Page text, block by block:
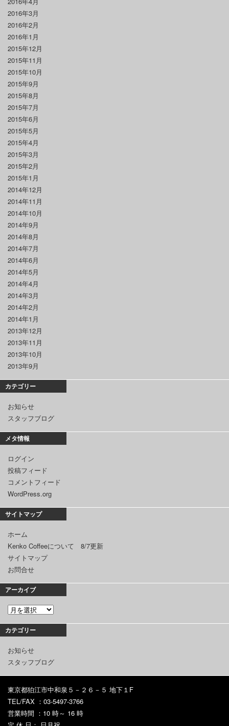
2016年3月
2016年2月
2016年1月
2015年12月
2015年11月
2015年10月
2015年9月
2015年8月
2015年7月
2015年6月
2015年5月
2015年4月
2015年3月
2015年2月
2015年1月
2014年12月
2014年11月
2014年10月
2014年9月
2014年8月
2014年7月
2014年6月
2014年5月
2014年4月
2014年3月
2014年2月
2014年1月
2013年12月
2013年11月
2013年10月
2013年9月
カテゴリー
お知らせ
スタッフブログ
メタ情報
ログイン
投稿フィード
コメントフィード
WordPress.org
サイトマップ
ホーム
Kenko Coffeeについて 8/7更新
サイトマップ
お問合せ
アーカイブ
カテゴリー
お知らせ
スタッフブログ
東京都狛江市中和泉５－２６－５ 地下１F
TEL/FAX ：03-5497-3766
営業時間 ：10 時～ 16 時